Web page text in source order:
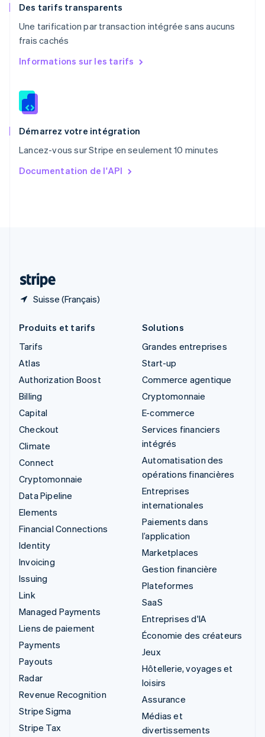
Des tarifs transparents
Une tarification par transaction intégrée sans aucuns
frais cachés
Informations sur les tarifs
Démarrez votre intégration
Lancez-vous sur Stripe en seulement 10 minutes
Documentation de l'API
Suisse (Français)
English
PortuguêsEnglish
R.A.S. de Hong Kong, Chine
English
Roumanie
Royaume-Uni
English
English简体中文
English
Produits et tarifs
Tarifs
Atlas
Authorization Boost
Billing
Capital
Checkout
Climate
Connect
Cryptomonnaie
Data Pipeline
Elements
Financial Connections
Identity
Invoicing
Issuing
Link
Managed Payments
Liens de paiement
Payments
Payouts
Radar
Revenue Recognition
Stripe Sigma
Stripe Tax
Solutions
Grandes entreprises
Start-up
Commerce agentique
Cryptomonnaie
E-commerce
Services financiers
intégrés
Automatisation des
opérations financières
Entreprises
internationales
Paiements dans
l’application
Marketplaces
Gestion financière
Plateformes
SaaS
Entreprises d'IA
Économie des créateurs
Jeux
Hôtellerie, voyages et
loisirs
Assurance
Médias et
divertissements